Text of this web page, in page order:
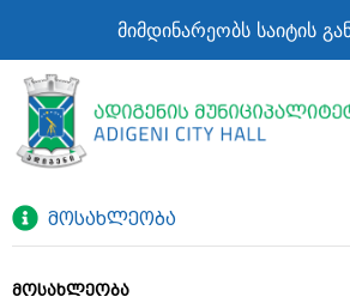
მიმდინარეობს საიტის
მოსახლეობა
მოსახლეობა